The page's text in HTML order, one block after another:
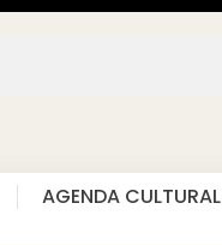
AGENDA CULTURAL